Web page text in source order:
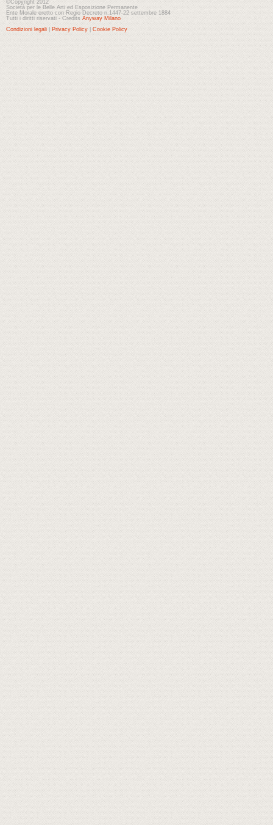
©Copyright 2012
Società per le Belle Arti ed Esposizione Permanente
Ente Morale eretto con Regio Decreto n.1447-22 settembre 1884
Tutti i diritti riservati - Credits Anyway Milano
Condizioni legali
Privacy Policy Cookie Policy